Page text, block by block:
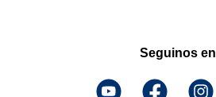
Seguinos en